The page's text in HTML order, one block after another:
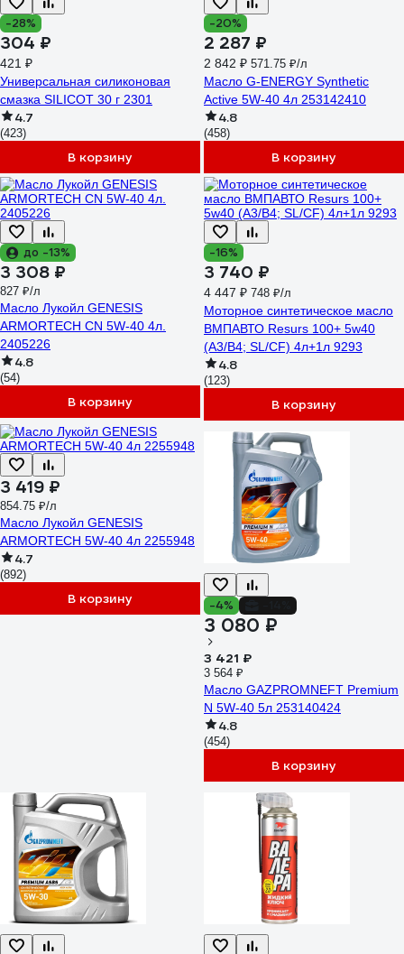
-28%
304 ₽
421 ₽
Универсальная силиконовая
смазка SILICOT 30 г 2301
4.7
(423)
В корзину
-20%
2 287 ₽
2 842 ₽ 571.75 ₽/л
Масло G-ENERGY Synthetic
Active 5W-40 4л 253142410
4.8
(458)
В корзину
до -13%
3 308 ₽
827 ₽/л
Масло Лукойл GENESIS
ARMORTECH CN 5W-40 4л.
2405226
4.8
(54)
В корзину
-16%
3 740 ₽
4 447 ₽ 748 ₽/л
Моторное синтетическое масло
ВМПАВТО Resurs 100+ 5w40
(A3/B4; SL/CF) 4л+1л 9293
4.8
(123)
В корзину
3 419 ₽
854.75 ₽/л
Масло Лукойл GENESIS
ARMORTECH 5W-40 4л 2255948
4.7
(892)
В корзину -4%
3 080 ₽
3 421 ₽
3 564 ₽
Масло GAZPROMNEFT Premium
N 5W-40 5л 253140424
4.8
(454)
В корзину